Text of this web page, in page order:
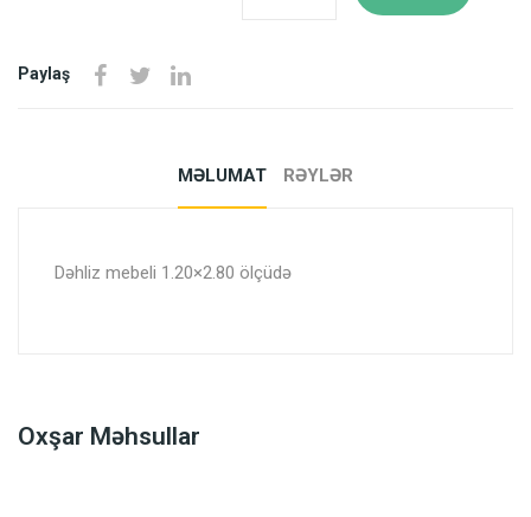
Paylaş
MƏLUMAT RƏYLƏR
Dəhliz mebeli 1.20×2.80 ölçüdə
Oxşar Məhsullar